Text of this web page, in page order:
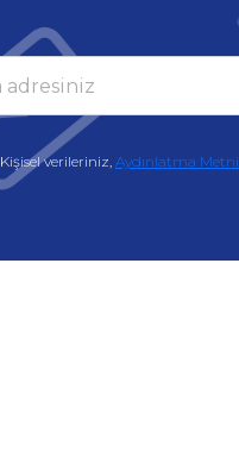
Kişisel verileriniz, Aydınlatma Metni